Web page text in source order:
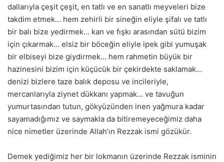
dallarıyla çeşit çeşit, en tatlı ve en sanatlı meyveleri bize
takdim etmek… hem zehirli bir sineğin eliyle şifalı ve tatlı
bir balı bize yedirmek… kan ve fışkı arasından sütü bizim
için çıkarmak… elsiz bir böceğin eliyle ipek gibi yumuşak
bir elbiseyi bize giydirmek… hem rahmetin büyük bir
hazinesini bizim için küçücük bir çekirdekte saklamak…
denizi bizlere taze balık deposu ve incileriyle,
mercanlarıyla ziynet dükkanı yapmak… ve tavuğun
yumurtasından tutun, gökyüzünden inen yağmura kadar
sayamadığımız ve saymakla da bitiremeyeceğimiz daha
nice nimetler üzerinde Allah’ın Rezzak ismi gözükür.
Demek yediğimiz her bir lokmanın üzerinde Rezzak isminin